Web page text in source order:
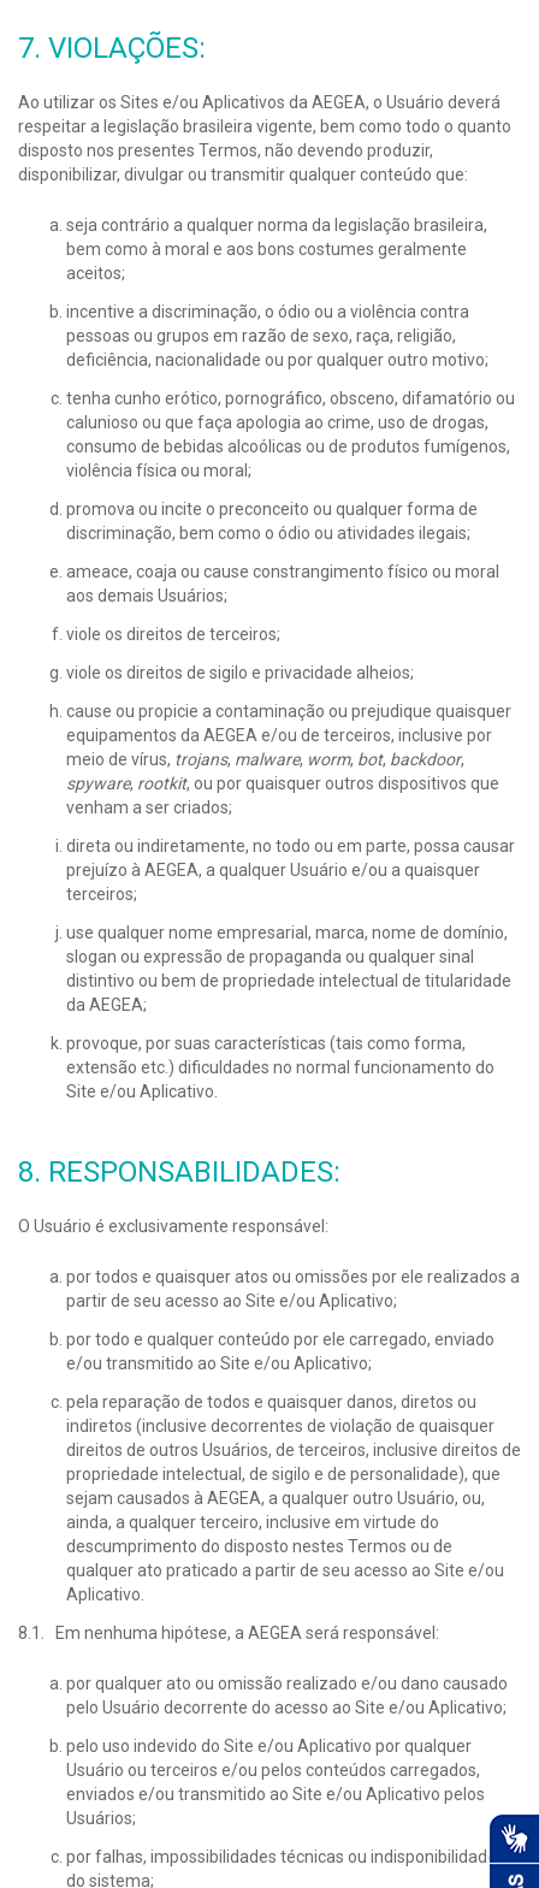
7. VIOLAÇÕES:
Ao utilizar os Sites e/ou Aplicativos da AEGEA, o Usuário deverá
respeitar a legislação brasileira vigente, bem como todo o quanto
disposto nos presentes Termos, não devendo produzir,
disponibilizar, divulgar ou transmitir qualquer conteúdo que:
seja contrário a qualquer norma da legislação brasileira,
bem como à moral e aos bons costumes geralmente
aceitos;
incentive a discriminação, o ódio ou a violência contra
pessoas ou grupos em razão de sexo, raça, religião,
deficiência, nacionalidade ou por qualquer outro motivo;
tenha cunho erótico, pornográfico, obsceno, difamatório ou
calunioso ou que faça apologia ao crime, uso de drogas,
consumo de bebidas alcoólicas ou de produtos fumígenos,
violência física ou moral;
promova ou incite o preconceito ou qualquer forma de
discriminação, bem como o ódio ou atividades ilegais;
ameace, coaja ou cause constrangimento físico ou moral
aos demais Usuários;
viole os direitos de terceiros;
viole os direitos de sigilo e privacidade alheios;
cause ou propicie a contaminação ou prejudique quaisquer
equipamentos da AEGEA e/ou de terceiros, inclusive por
meio de vírus, trojans, malware, worm, bot, backdoor,
spyware, rootkit, ou por quaisquer outros dispositivos que
venham a ser criados;
direta ou indiretamente, no todo ou em parte, possa causar
prejuízo à AEGEA, a qualquer Usuário e/ou a quaisquer
terceiros;
use qualquer nome empresarial, marca, nome de domínio,
slogan ou expressão de propaganda ou qualquer sinal
distintivo ou bem de propriedade intelectual de titularidade
da AEGEA;
provoque, por suas características (tais como forma,
extensão etc.) dificuldades no normal funcionamento do
Site e/ou Aplicativo.
8. RESPONSABILIDADES:
O Usuário é exclusivamente responsável:
por todos e quaisquer atos ou omissões por ele realizados a
partir de seu acesso ao Site e/ou Aplicativo;
por todo e qualquer conteúdo por ele carregado, enviado
e/ou transmitido ao Site e/ou Aplicativo;
pela reparação de todos e quaisquer danos, diretos ou
indiretos (inclusive decorrentes de violação de quaisquer
direitos de outros Usuários, de terceiros, inclusive direitos de
propriedade intelectual, de sigilo e de personalidade), que
sejam causados à AEGEA, a qualquer outro Usuário, ou,
ainda, a qualquer terceiro, inclusive em virtude do
descumprimento do disposto nestes Termos ou de
qualquer ato praticado a partir de seu acesso ao Site e/ou
Aplicativo.
8.1. Em nenhuma hipótese, a AEGEA será responsável:
por qualquer ato ou omissão realizado e/ou dano causado
pelo Usuário decorrente do acesso ao Site e/ou Aplicativo;
pelo uso indevido do Site e/ou Aplicativo por qualquer
Usuário ou terceiros e/ou pelos conteúdos carregados,
enviados e/ou transmitido ao Site e/ou Aplicativo pelos
Usuários;
por falhas, impossibilidades técnicas ou indisponibilidades
do sistema;